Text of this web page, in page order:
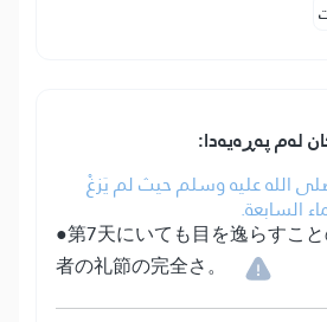
لەم پەڕەیەدا:
الله عليه وسلم حيث لم يَزغْ
السابعة.
●第7天にいても目を逸らすこ
者の礼節の完全さ。